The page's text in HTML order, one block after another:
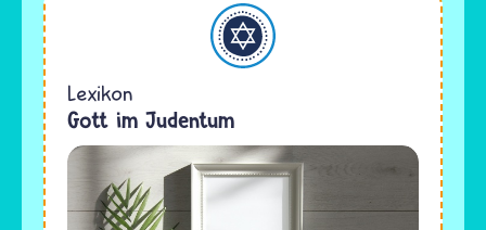
Judentum
Lexikon
Gott im Judentum